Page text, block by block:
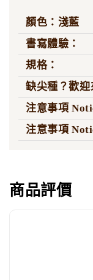
顏色：淺藍
書寫體驗：
規格：
缺尖種？歡迎
注意事項
注意事項
商品評價